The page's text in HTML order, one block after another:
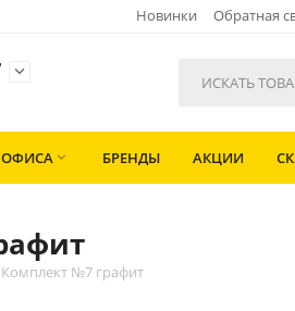
Новинки Обратная

ОФИСА  БРЕНДЫ АКЦИИ
№7 графит